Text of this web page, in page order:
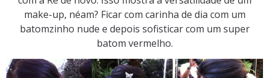
make-up, néam? Ficar com carinha de dia com um
batomzinho nude e depois sofisticar com um super
batom vermelho.